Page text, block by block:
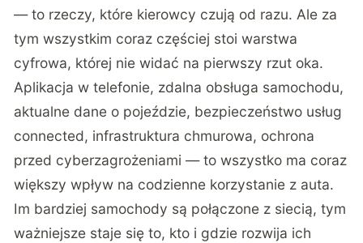
— to rzeczy, które kierowcy czują od razu. Ale za
tym wszystkim coraz częściej stoi warstwa
cyfrowa, której nie widać na pierwszy rzut oka.
Aplikacja w telefonie, zdalna obsługa samochodu,
aktualne dane o pojeździe, bezpieczeństwo usług
connected, infrastruktura chmurowa, ochrona
przed cyberzagrożeniami — to wszystko ma coraz
większy wpływ na codzienne korzystanie z auta.
Im bardziej samochody są połączone z siecią, tym
ważniejsze staje się to, kto i gdzie rozwija ich